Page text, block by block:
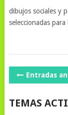
dibujos sociales y
seleccionadas
POSTS
Entradas
TEMAS